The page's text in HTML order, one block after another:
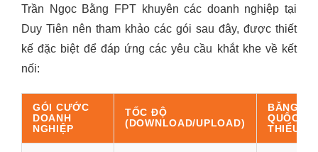
Trần Ngọc Bằng FPT khuyên các doanh nghiệp tại
Duy Tiên nên tham khảo các gói sau đây, được thiết
kế đặc biệt để đáp ứng các yêu cầu khắt khe về kết
nối:
GÓI CƯỚC
DOANH
NGHIỆP
TỐC ĐỘ
(DOWNLOAD/UPLOAD)
BĂNG
QUỐC
THIỂU